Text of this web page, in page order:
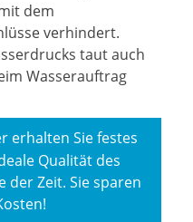
dem
verhindert.
taut auch
Wasserauftrag
erhalten Sie festes
Qualität des
der Zeit. Sie sparen